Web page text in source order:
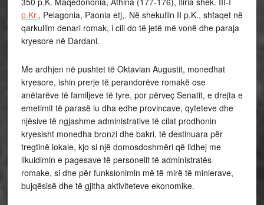
p.Kr., Pelagonia, Paonia etj,. Në shekullin II p.K., shfaqet në
qarkullim denari romak, i cili do të jetë më vonë dhe paraja
kryesore në Dardani.
Me ardhjen në pushtet të Oktavian Augustit, monedhat
kryesore, ishin prerje të perandorëve romakë ose
anëtarëve të familjeve të tyre, por përveç Senatit, e drejta e
emetimit të parasë iu dha edhe provincave, qyteteve dhe
njësive të ngjashme administrative të cilat prodhonin
kryesisht monedha bronzi dhe bakri, të destinuara për
tregtinë lokale, kjo si një domosdoshmëri që lidhej me
likuidimin e pagesave të personelit të administratës
romake, si dhe për funksionimin më të mirë të minierave,
bujqësisë dhe të gjitha aktiviteteve ekonomike.